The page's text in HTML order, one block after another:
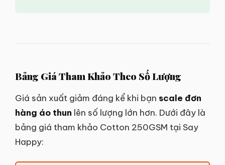
Bảng Giá Tham Khảo Theo Số Lượng
Giá sản xuất giảm đáng kể khi bạn scale đơn
hàng áo thun lên số lượng lớn hơn. Dưới đây là
bảng giá tham khảo Cotton 250GSM tại Say
Happy: